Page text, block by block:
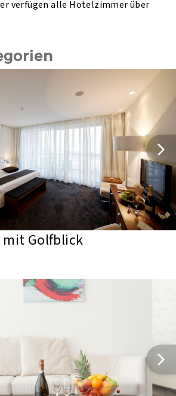
verfügen alle Hotelzimmer über
Golfblick